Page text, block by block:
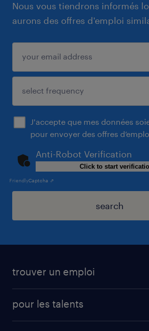
Nous vous tiendrons informés
aurons des offres d'emploi
J'accepte que mes données
pour envoyer des offres
Anti-Robot Verification
Click to start
FriendlyCaptcha ⇗
search
trouver un emploi
pour les talents